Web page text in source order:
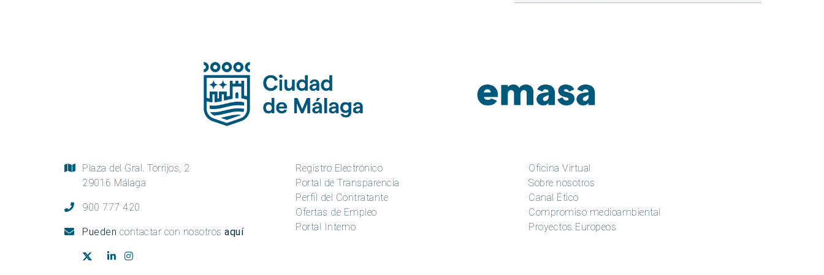
Plaza del Gral. Torrijos, 2
29016 Málaga
900 777 420
Pueden contactar con nosotros aquí
Registro Electrónico
Portal de Transparencia
Perfil del Contratante
Ofertas de Empleo
Portal Interno
Oficina Virtual
Sobre nosotros
Canal Ético
Compromiso medioambiental
Proyectos Europeos